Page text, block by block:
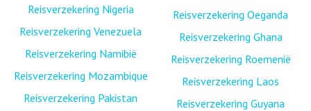
Reisverzekering Nigeria
Reisverzekering Venezuela
Reisverzekering Namibië
Reisverzekering Mozambique
Reisverzekering Pakistan
Reisverzekering Oeganda
Reisverzekering Ghana
Reisverzekering Roemenië
Reisverzekering Laos
Reisverzekering Guyana